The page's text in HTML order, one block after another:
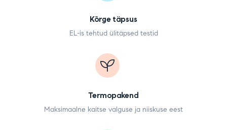
Kõrge täpsus
EL-is tehtud ülitäpsed testid
Termopakend
Maksimaalne kaitse valguse ja niiskuse eest